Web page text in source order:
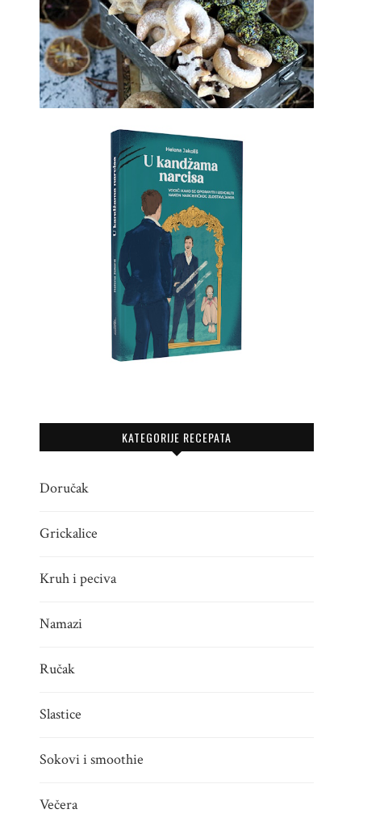
SIROVI NARANČINO-MRKVENI
26.03.2026.
KATEGORIJE RECEPATA
Doručak
Grickalice
Kruh i peciva
Namazi
Ručak
Slastice
Sokovi i smoothie
Večera